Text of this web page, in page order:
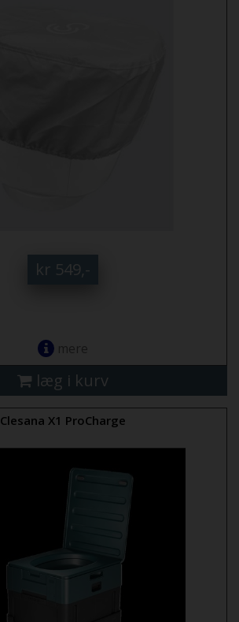
kr 549,-
mere
læg i kurv
Clesana X1 ProCharge